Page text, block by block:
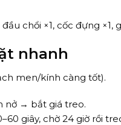
chổi ×1, cốc đựng ×1,
nhanh
men/kính càng tốt).
nở → bắt giá treo.
giây, chờ 24 giờ rồi